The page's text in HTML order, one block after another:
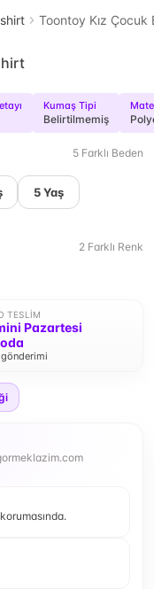
Toontoy Kız Çocuk
Kumaş Tipi
Belirtilmemiş
5 Farklı Beden
5 Yaş
2 Farklı Renk
TESLIM
Pazartesi
gönderimi